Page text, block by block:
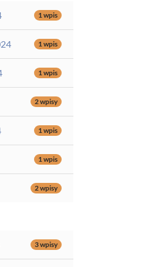
1 wpis
1 wpis
1 wpis
2 wpisy
1 wpis
1 wpis
2 wpisy
3 wpisy